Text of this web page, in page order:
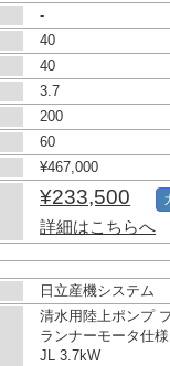
-
40
40
3.7
200
60
¥467,000
¥233,500
詳細はこちらへ
日立産機システム
清水用陸上ポンプ
ランナーモータ仕様
JL 3.7kW